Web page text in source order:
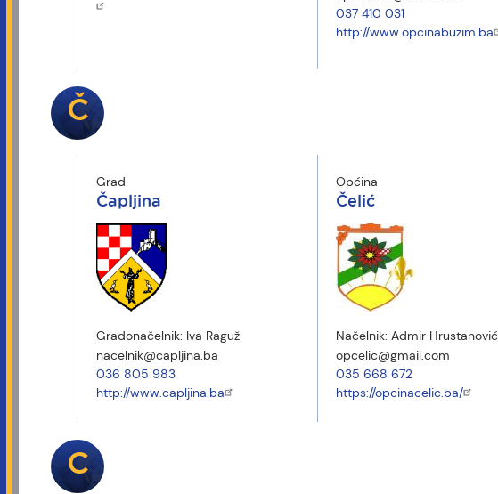
037 410 031
http://www.opcinabuzim.ba
Č
Grad
Čapljina
Gradonačelnik: Iva Raguž
nacelnik@capljina.ba
036 805 983
http://www.capljina.ba
Općina
Čelić
Načelnik:Admir Hrustanović
opcelic@gmail.com
035 668 672
https://opcinacelic.ba/
C